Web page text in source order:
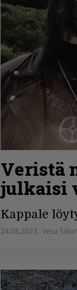
Veristä
julkaisi
Kappale
24.08.2023 Vesa